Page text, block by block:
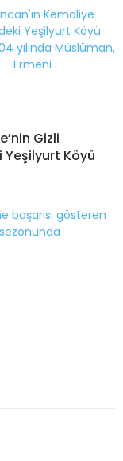
Gizli
Yeşilyurt Köyü